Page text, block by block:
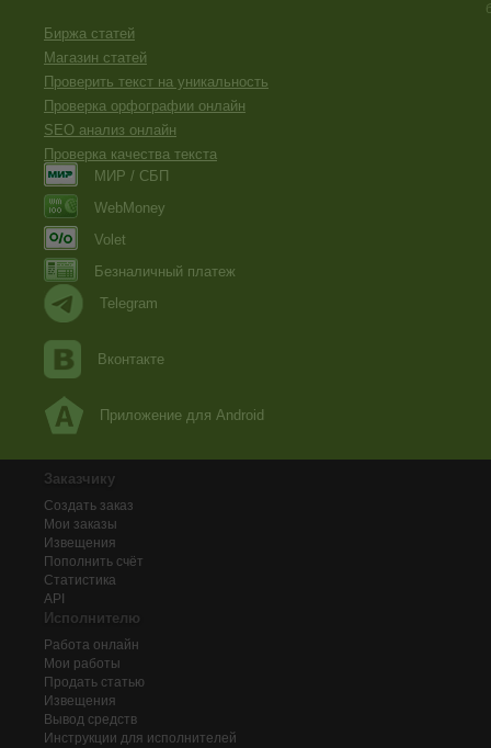
Биржа статей
Магазин статей
Проверить текст на уникальность
Проверка орфографии онлайн
SEO анализ онлайн
Проверка качества текста
МИР / СБП
WebMoney
Volet
Безналичный платеж
Telegram
Вконтакте
Приложение для Android
Заказчику
Создать заказ
Мои заказы
Извещения
Пополнить счёт
Статистика
API
Исполнителю
Работа онлайн
Мои работы
Продать статью
Извещения
Вывод средств
Инструкции для исполнителей